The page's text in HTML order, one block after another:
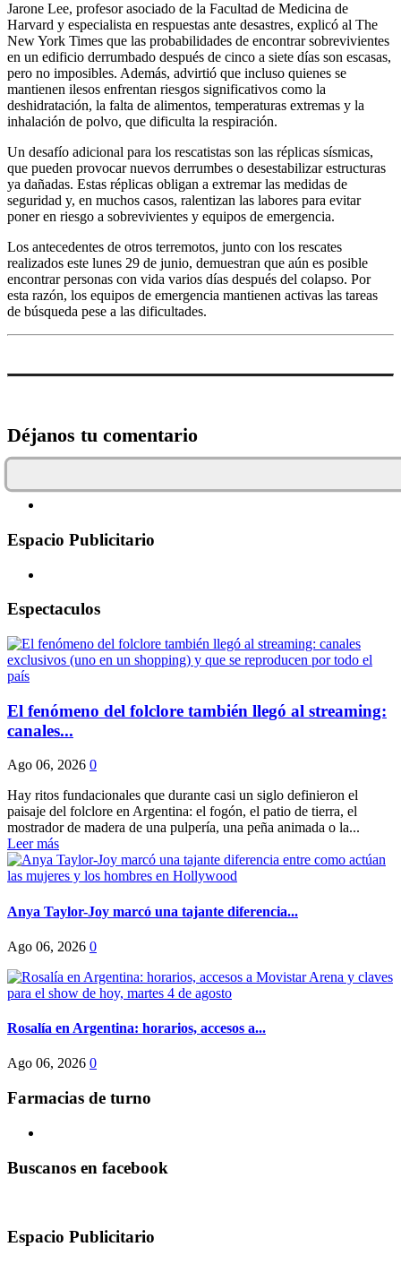
Jarone Lee, profesor asociado de la Facultad de Medicina de
Harvard y especialista en respuestas ante desastres, explicó al The
New York Times que las probabilidades de encontrar sobrevivientes
en un edificio derrumbado después de cinco a siete días son escasas,
pero no imposibles. Además, advirtió que incluso quienes se
mantienen ilesos enfrentan riesgos significativos como la
deshidratación, la falta de alimentos, temperaturas extremas y la
inhalación de polvo, que dificulta la respiración.
Un desafío adicional para los rescatistas son las réplicas sísmicas,
que pueden provocar nuevos derrumbes o desestabilizar estructuras
ya dañadas. Estas réplicas obligan a extremar las medidas de
seguridad y, en muchos casos, ralentizan las labores para evitar
poner en riesgo a sobrevivientes y equipos de emergencia.
Los antecedentes de otros terremotos, junto con los rescates
realizados este lunes 29 de junio, demuestran que aún es posible
encontrar personas con vida varios días después del colapso. Por
esta razón, los equipos de emergencia mantienen activas las tareas
de búsqueda pese a las dificultades.
Déjanos tu comentario
Espacio Publicitario
Espectaculos
El fenómeno del folclore también llegó al streaming:
canales...
Ago 06, 2026 0
Hay ritos fundacionales que durante casi un siglo definieron el
paisaje del folclore en Argentina: el fogón, el patio de tierra, el
mostrador de madera de una pulpería, una peña animada o la...
Leer más
Anya Taylor-Joy marcó una tajante diferencia...
Ago 06, 2026 0
Rosalía en Argentina: horarios, accesos a...
Ago 06, 2026 0
Farmacias de turno
Buscanos en facebook
Espacio Publicitario